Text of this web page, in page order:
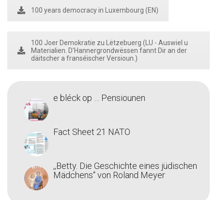
100 years democracy in Luxembourg (EN)
100 Joer Demokratie zu Lëtzebuerg (LU - Auswiel u
Materialien. D'Hannergrondwëssen fannt Dir an der
däitscher a franséischer Versioun.)
e bléck op … Pensiounen
Fact Sheet 21 NATO
,,Betty. Die Geschichte eines jüdischen
Mädchens‘‘ von Roland Meyer